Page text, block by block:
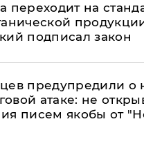
переходит на
подписал закон
предупредили о
атаке: не
писем якобы от